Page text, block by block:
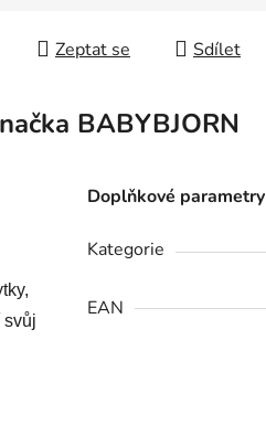
Zeptat se Sdílet
BABYBJORN
svůj
Doplňkové parametry
Kategorie
EAN